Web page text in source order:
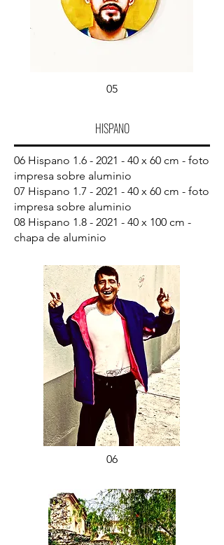
HISPANO
06 Hispano 1.6 - 2021 - 40 x 60 cm - foto
impresa sobre aluminio
07 Hispano 1.7 - 2021 - 40 x 60 cm - foto
impresa sobre aluminio
08 Hispano 1.8 - 2021 - 40 x 100 cm -
chapa de aluminio
05
06